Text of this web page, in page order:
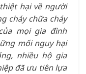
hại về người
cháy chữa cháy
mọi gia đình
mối nguy hại
nhiều hộ gia
đã ưu tiên lựa